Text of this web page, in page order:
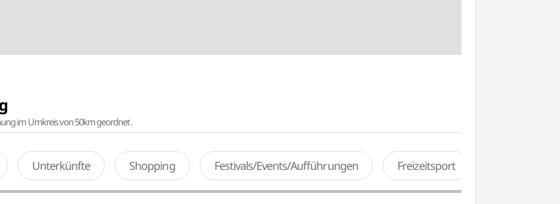
im Umkreis von 50km geordnet.
Unterkünfte Shopping Festivals/Events/Aufführungen Freizeitsport